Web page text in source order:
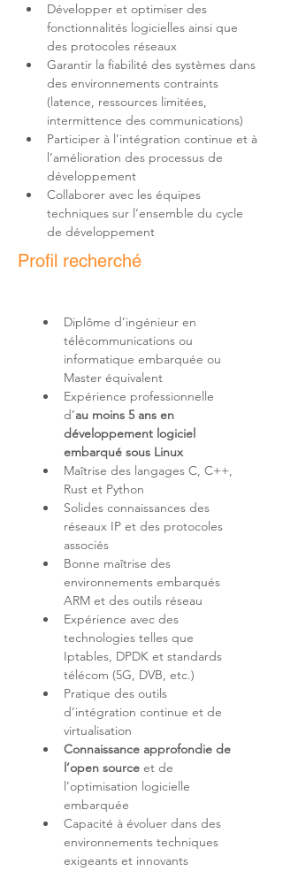
Développer et optimiser des
fonctionnalités logicielles ainsi que
Garantir la fiabilité des systèmes dans
des environnements contraints
(latence, ressources limitées,
Participer à l’intégration continue et à
l’amélioration des processus de
Collaborer avec les équipes
techniques sur l’ensemble du cycle
de développement
Profil recherché
Diplôme d’ingénieur en
télécommunications ou
informatique embarquée ou
Expérience professionnelle
d’au moins 5 ans en
développement logiciel
embarqué sous Linux
Maîtrise des langages C, C++,
Solides connaissances des
réseaux IP et des protocoles
Bonne maîtrise des
environnements embarqués
Expérience avec des
technologies telles que
Iptables, DPDK et standards
Pratique des outils
d’intégration continue et de
Connaissance approfondie de
l’open source et de
l’optimisation logicielle
Capacité à évoluer dans des
environnements techniques
exigeants et innovants